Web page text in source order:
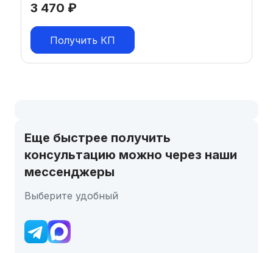
3 470 ₽
Получить КП
Еще быстрее получить
консультацию можно через наши
мессенджеры
Выберите удобный